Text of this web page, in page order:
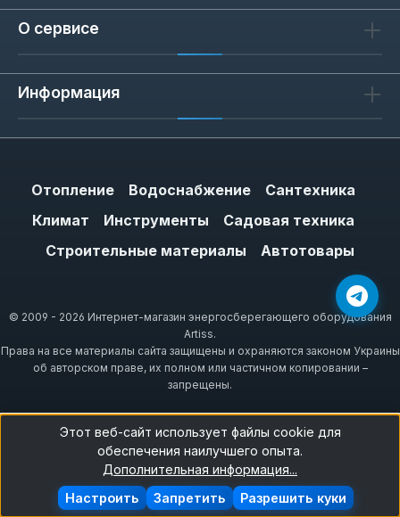
О сервисе
Информация
Отопление Водоснабжение
Сантехника
Климат
Инструменты
Садовая техника
Строительные материалы
Автотовары
© 2009 - 2026 Интернет-магазин энергосберегающего оборудования
Artiss.
Права на все материалы сайта защищены и охраняются законом Украины
об авторском праве, их полном или частичном копировании –
запрещены.
Этот веб-сайт использует файлы cookie для
обеспечения наилучшего опыта.
Дополнительная информация...
Запретить
Настроить Разрешить куки